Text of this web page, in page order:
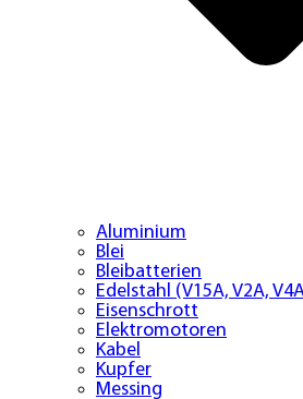
Aluminium
Blei
Bleibatterien
Edelstahl (V15A, V2A,
Eisenschrott
Elektromotoren
Kabel
Kupfer
Messing